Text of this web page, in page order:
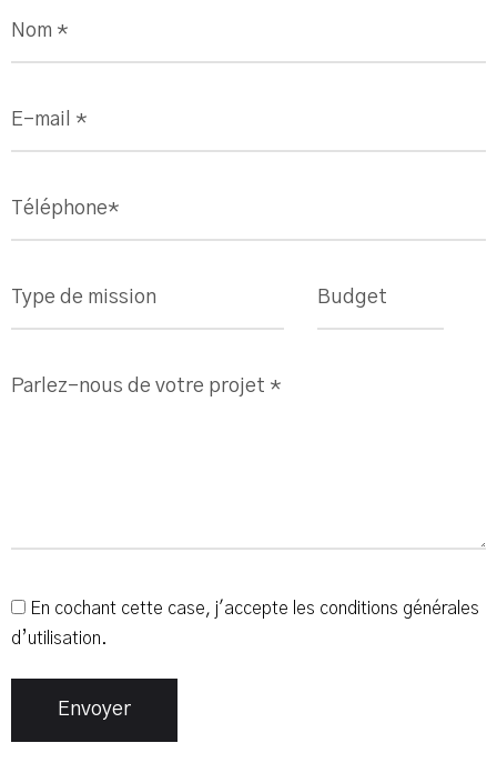
En cochant cette case, j'accepte les conditions générales
d’utilisation.